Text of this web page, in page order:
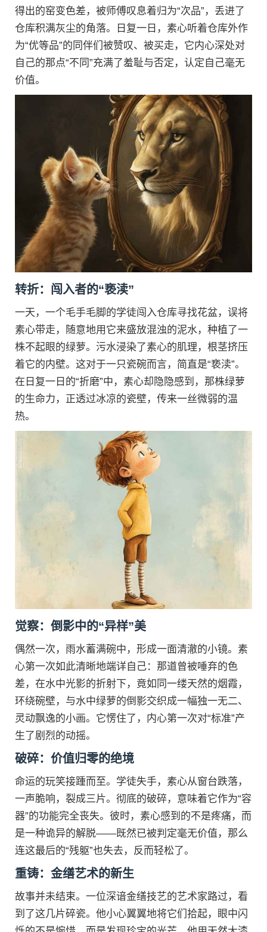
得出的窑变色差，被师傅叹息着归为“次品”，丢进了
仓库积满灰尘的角落。日复一日，素心听着仓库外作
为“优等品”的同伴们被赞叹、被买走，它内心深处对
自己的那点“不同”充满了羞耻与否定，认定自己毫无
价值。
转折：闯入者的“亵渎”
一天，一个毛手毛脚的学徒闯入仓库寻找花盆，误将
素心带走，随意地用它来盛放混浊的泥水，种植了一
株不起眼的绿萝。污水浸染了素心的肌理，根茎挤压
着它的内壁。这对于一只瓷碗而言，简直是“亵渎”。
在日复一日的“折磨”中，素心却隐隐感到，那株绿萝
的生命力，正透过冰凉的瓷壁，传来一丝微弱的温
热。
觉察：倒影中的“异样”美
偶然一次，雨水蓄满碗中，形成一面清澈的小镜。素
心第一次如此清晰地端详自己：那道曾被唾弃的色
差，在水中光影的折射下，竟如同一缕天然的烟霞，
环绕碗壁，与水中绿萝的倒影交织成一幅独一无二、
灵动飘逸的小画。它愣住了，内心第一次对“标准”产
生了剧烈的动摇。
破碎：价值归零的绝境
命运的玩笑接踵而至。学徒失手，素心从窗台跌落，
一声脆响，裂成三片。彻底的破碎，意味着它作为“容
器”的功能完全丧失。彼时，素心感到的不是疼痛，而
是一种诡异的解脱——既然已被判定毫无价值，那么
连这最后的“残躯”也失去，反而轻松了。
重铸：金缮艺术的新生
故事并未结束。一位深谙金缮技艺的艺术家路过，看
到了这几片碎瓷。他小心翼翼地将它们拾起，眼中闪